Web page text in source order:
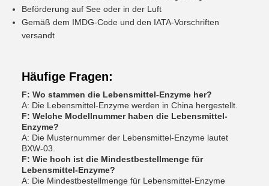
Beförderung auf See oder in der Luft
Gemäß dem IMDG-Code und den IATA-Vorschriften
versandt
Häufige Fragen:
F: Wo stammen die Lebensmittel-Enzyme her?
A: Die Lebensmittel-Enzyme werden in China hergestellt.
F: Welche Modellnummer haben die Lebensmittel-
Enzyme?
A: Die Musternummer der Lebensmittel-Enzyme lautet
BXW-03.
F: Wie hoch ist die Mindestbestellmenge für
Lebensmittel-Enzyme?
A: Die Mindestbestellmenge für Lebensmittel-Enzyme